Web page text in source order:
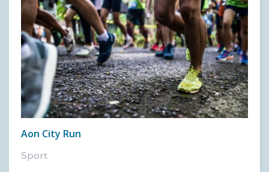
Aon City Run
Sport